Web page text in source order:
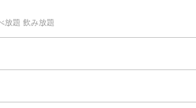
題 飲み放題